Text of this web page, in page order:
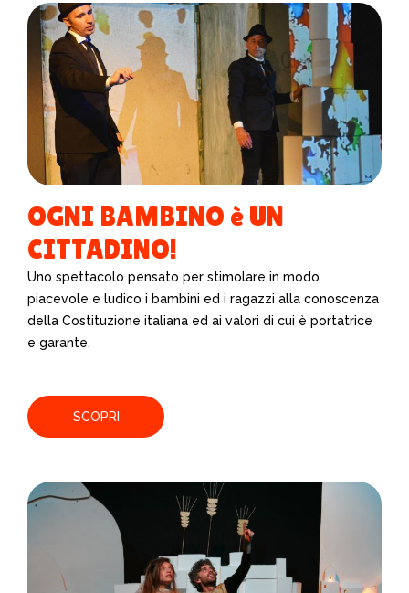
OGNI BAMBINO è UN
CITTADINO!
Uno spettacolo pensato per stimolare in modo
piacevole e ludico i bambini ed i ragazzi alla conoscenza
della Costituzione italiana ed ai valori di cui è portatrice
e garante.
SCOPRI